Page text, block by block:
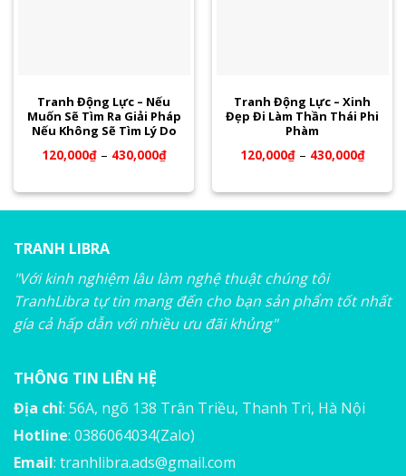
Tranh Động Lực – Nếu
Muốn Sẽ Tìm Ra Giải Pháp
Nếu Không Sẽ Tìm Lý Do
120,000₫– 430,000₫
Tranh Động Lực – Xinh
Đẹp Đi Làm Thần Thái Phi
Phàm
120,000₫– 430,000₫
TRANH LIBRA
"Với kinh nghiệm lâu làm nghệ thuật chúng tôi
TranhLibra tự tin mang đến cho bạn sản phẩm tốt nhất
gía cả hấp dẫn với nhiều ưu đãi khủng"
THÔNG TIN LIÊN HỆ
Địa chỉ: 56A, ngõ 138 Trân Triều, Thanh Trì, Hà Nội
Hotline: 0386064034(Zalo)
Email: tranhlibra.ads@gmail.com